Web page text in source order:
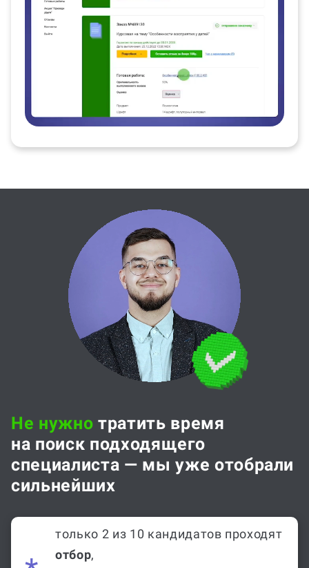
Не нужно тратить время
на поиск подходящего
специалиста — мы уже отобрали
сильнейших
только 2 из 10 кандидатов проходят
отбор,